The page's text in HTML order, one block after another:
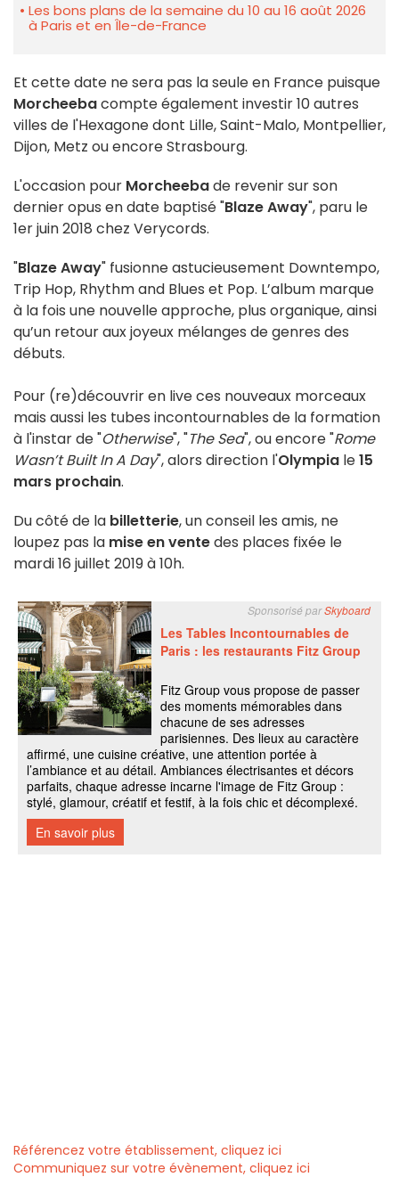
Les bons plans de la semaine du 10 au 16 août 2026
à Paris et en Île-de-France
Et cette date ne sera pas la seule en France puisque
Morcheebacompte également investir 10 autres
villes de l'Hexagone dont Lille, Saint-Malo, Montpellier,
Dijon, Metz ou encore Strasbourg.
L'occasion pour Morcheebade revenir sur son
dernier opus en date baptisé "Blaze Away", paru le
1er juin 2018 chez Verycords.
"Blaze Away" fusionne astucieusement Downtempo,
Trip Hop, Rhythm and Blues et Pop. L’album marque
à la fois une nouvelle approche, plus organique, ainsi
qu’un retour aux joyeux mélanges de genres des
débuts.
Pour (re)découvrir en live ces nouveaux morceaux
mais aussi les tubes incontournables de la formation
à l'instar de "Otherwise", "The Sea", ou encore "Rome
Wasn’t Built In A Day", alors direction l'Olympia le15
mars prochain.
Du côté de la billetterie, un conseil les amis, ne
loupez pas la mise en ventedes places fixée le
mardi 16 juillet 2019 à 10h.
Référencez votre établissement, cliquez ici
Communiquez sur votre évènement, cliquez ici